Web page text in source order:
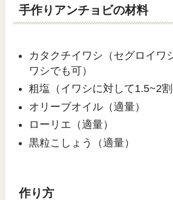
手作りアンチョビの材料
カタクチイワシ（セグロイワ
ワシでも可）
粗塩（イワシに対して1.5~2割
オリーブオイル（適量）
ローリエ（適量）
黒粒こしょう（適量）
作り方